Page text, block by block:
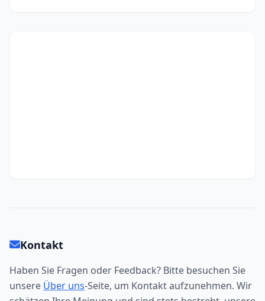
Kontakt
Haben Sie Fragen oder Feedback? Bitte besuchen Sie
unsere Über uns-Seite, um Kontakt aufzunehmen. Wir